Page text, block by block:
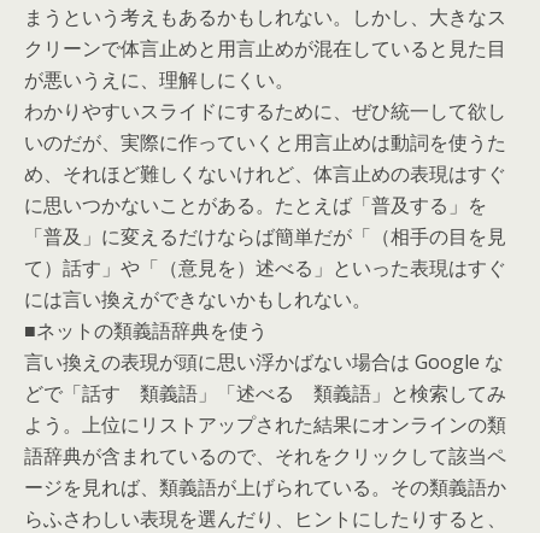
まうという考えもあるかもしれない。しかし、大きなス
クリーンで体言止めと用言止めが混在していると見た目
が悪いうえに、理解しにくい。
わかりやすいスライドにするために、ぜひ統一して欲し
いのだが、実際に作っていくと用言止めは動詞を使うた
め、それほど難しくないけれど、体言止めの表現はすぐ
に思いつかないことがある。たとえば「普及する」を
「普及」に変えるだけならば簡単だが「（相手の目を見
て）話す」や「（意見を）述べる」といった表現はすぐ
には言い換えができないかもしれない。
■ネットの類義語辞典を使う
言い換えの表現が頭に思い浮かばない場合は Google な
どで「話す 類義語」「述べる 類義語」と検索してみ
よう。上位にリストアップされた結果にオンラインの類
語辞典が含まれているので、それをクリックして該当ペ
ージを見れば、類義語が上げられている。その類義語か
らふさわしい表現を選んだり、ヒントにしたりすると、